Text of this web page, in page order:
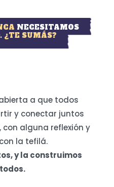
NECESITAMOS
¿TE SUMÁS?
a que todos
y conectar juntos
alguna reflexión y
la tefilá.
y la construimos